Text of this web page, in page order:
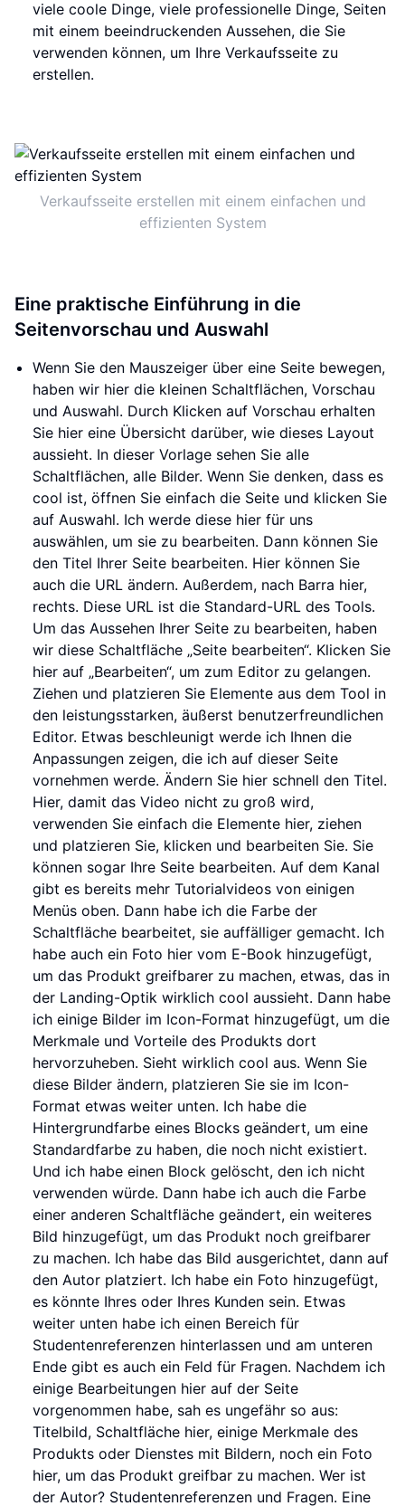
viele coole Dinge, viele professionelle Dinge, Seiten
mit einem beeindruckenden Aussehen, die Sie
verwenden können, um Ihre Verkaufsseite zu
erstellen.
Verkaufsseite erstellen mit einem einfachen und
effizienten System
Eine praktische Einführung in die
Seitenvorschau und Auswahl
Wenn Sie den Mauszeiger über eine Seite bewegen,
haben wir hier die kleinen Schaltflächen, Vorschau
und Auswahl. Durch Klicken auf Vorschau erhalten
Sie hier eine Übersicht darüber, wie dieses Layout
aussieht. In dieser Vorlage sehen Sie alle
Schaltflächen, alle Bilder. Wenn Sie denken, dass es
cool ist, öffnen Sie einfach die Seite und klicken Sie
auf Auswahl. Ich werde diese hier für uns
auswählen, um sie zu bearbeiten. Dann können Sie
den Titel Ihrer Seite bearbeiten. Hier können Sie
auch die URL ändern. Außerdem, nach Barra hier,
rechts. Diese URL ist die Standard-URL des Tools.
Um das Aussehen Ihrer Seite zu bearbeiten, haben
wir diese Schaltfläche „Seite bearbeiten“. Klicken Sie
hier auf „Bearbeiten“, um zum Editor zu gelangen.
Ziehen und platzieren Sie Elemente aus dem Tool in
den leistungsstarken, äußerst benutzerfreundlichen
Editor. Etwas beschleunigt werde ich Ihnen die
Anpassungen zeigen, die ich auf dieser Seite
vornehmen werde. Ändern Sie hier schnell den Titel.
Hier, damit das Video nicht zu groß wird,
verwenden Sie einfach die Elemente hier, ziehen
und platzieren Sie, klicken und bearbeiten Sie. Sie
können sogar Ihre Seite bearbeiten. Auf dem Kanal
gibt es bereits mehr Tutorialvideos von einigen
Menüs oben. Dann habe ich die Farbe der
Schaltfläche bearbeitet, sie auffälliger gemacht. Ich
habe auch ein Foto hier vom E-Book hinzugefügt,
um das Produkt greifbarer zu machen, etwas, das in
der Landing-Optik wirklich cool aussieht. Dann habe
ich einige Bilder im Icon-Format hinzugefügt, um die
Merkmale und Vorteile des Produkts dort
hervorzuheben. Sieht wirklich cool aus. Wenn Sie
diese Bilder ändern, platzieren Sie sie im Icon-
Format etwas weiter unten. Ich habe die
Hintergrundfarbe eines Blocks geändert, um eine
Standardfarbe zu haben, die noch nicht existiert.
Und ich habe einen Block gelöscht, den ich nicht
verwenden würde. Dann habe ich auch die Farbe
einer anderen Schaltfläche geändert, ein weiteres
Bild hinzugefügt, um das Produkt noch greifbarer
zu machen. Ich habe das Bild ausgerichtet, dann auf
den Autor platziert. Ich habe ein Foto hinzugefügt,
es könnte Ihres oder Ihres Kunden sein. Etwas
weiter unten habe ich einen Bereich für
Studentenreferenzen hinterlassen und am unteren
Ende gibt es auch ein Feld für Fragen. Nachdem ich
einige Bearbeitungen hier auf der Seite
vorgenommen habe, sah es ungefähr so aus:
Titelbild, Schaltfläche hier, einige Merkmale des
Produkts oder Dienstes mit Bildern, noch ein Foto
hier, um das Produkt greifbar zu machen. Wer ist
der Autor? Studentenreferenzen und Fragen. Eine